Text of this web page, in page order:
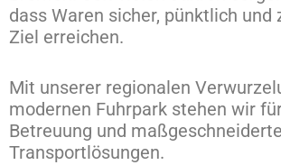
dass Waren sicher, pünktlich und
Ziel erreichen.
Mit unserer regionalen
modernen Fuhrpark stehen wir
Betreuung und maßgeschneiderte
Transportlösungen.